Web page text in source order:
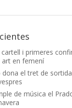
i primeres
art en femení
dona el tret de
de música el